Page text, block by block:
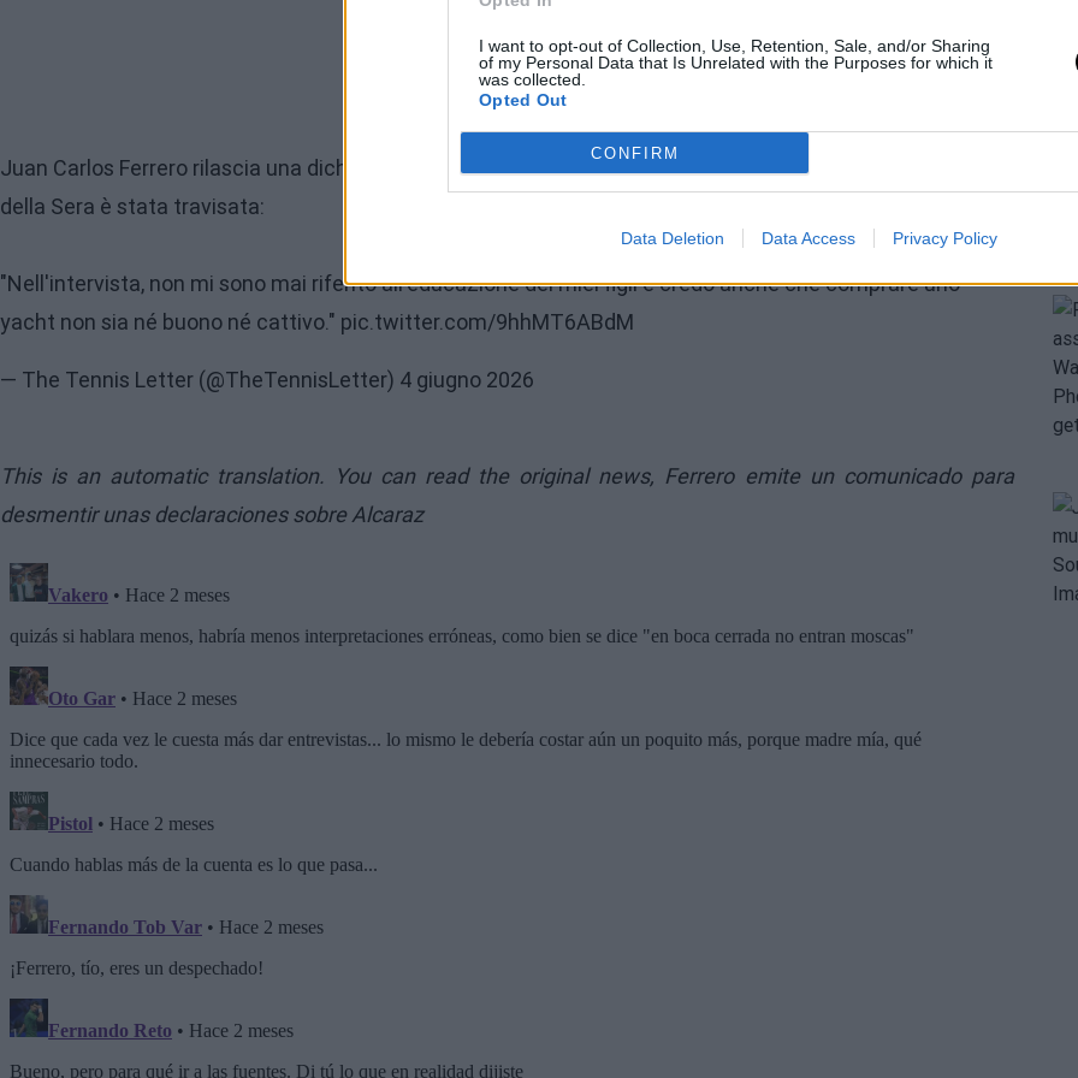
I want to opt-out of Collection, Use, Retention, Sale, and/or Sharing
of my Personal Data that Is Unrelated with the Purposes for which it
was collected.
Opted Out
CONFIRM
Data Deletion Data Access Privacy Policy
Juan Carlos Ferrero rilascia una dichiarazione affermando che la sua recente intervista con il Corriere
della Sera è stata travisata:
"Nell'intervista, non mi sono mai riferito all'educazione dei miei figli e credo anche che comprare uno
yacht non sia né buono né cattivo." pic.twitter.com/9hhMT6ABdM
— The Tennis Letter (@TheTennisLetter) 4 giugno 2026
This is an automatic translation. You can read the original news, Ferrero emite un comunicado para
desmentir unas declaraciones sobre Alcaraz